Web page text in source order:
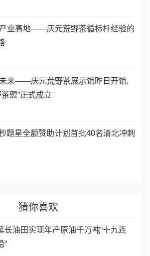
业高地——庆元荒野茶循标杆经验的
来——庆元荒野茶展示馆昨日开馆,
盟”正式成立
题星全额赞助计划首批40名清北冲刺
猜你喜欢
长油田实现年产原油千万吨“十九连
”